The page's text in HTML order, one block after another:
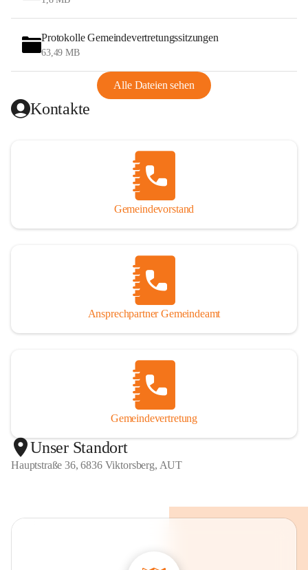
Protokolle Gemeindevertretungssitzungen
63,49 MB
Alle Dateien sehen
Kontakte
Gemeindevorstand
Ansprechpartner Gemeindeamt
Gemeindevertretung
Unser Standort
Hauptstraße 36, 6836 Viktorsberg, AUT